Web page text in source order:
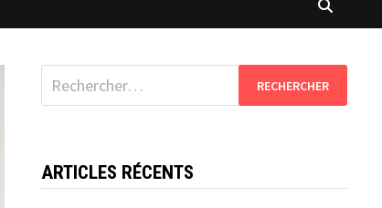
Rechercher :
ARTICLES RÉCENTS